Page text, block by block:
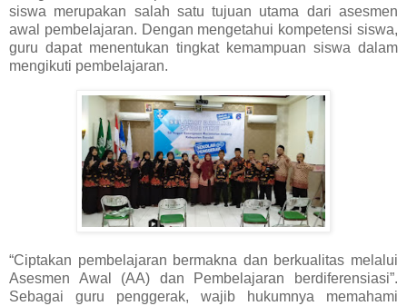
siswa merupakan salah satu tujuan utama dari asesmen
awal pembelajaran. Dengan mengetahui kompetensi siswa,
guru dapat menentukan tingkat kemampuan siswa dalam
mengikuti pembelajaran.
“Ciptakan pembelajaran bermakna dan berkualitas melalui
Asesmen Awal (AA) dan Pembelajaran berdiferensiasi”.
Sebagai guru penggerak, wajib hukumnya memahami